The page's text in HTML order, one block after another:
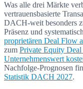
Was alle drei Märkte
vertrauensbasierte
DACH-weit besonders
Präsenz und
proprietären Deal Flow
zum Private Equity
Unternehmenswert
Nachfolge-Prognosen
Statistik DACH 2027.